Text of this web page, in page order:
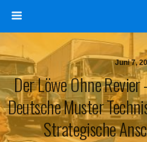
Juni 7,
Der Löwe Ohne
Deutsche Muster
Strategische